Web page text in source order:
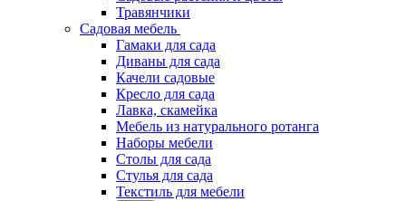
Травянчики
Садовая мебель
Гамаки для сада
Диваны для сада
Качели садовые
Кресло для сада
Лавка, скамейка
Мебель из натурального ротанга
Наборы мебели
Столы для сада
Стулья для сада
Текстиль для мебели